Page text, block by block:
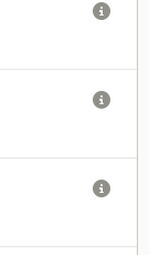


